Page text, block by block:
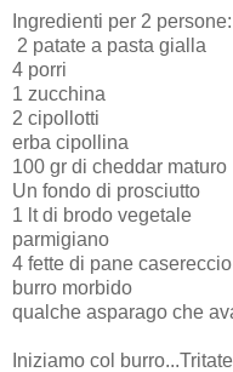
Ingredienti per 2 persone:
2 patate a pasta gialla
4 porri
1 zucchina
2 cipollotti
erba cipollina
100 gr di cheddar maturo
Un fondo di prosciutto
1 lt di brodo vegetale
parmigiano
4 fette di pane casereccio
burro morbido
qualche asparago che
Iniziamo col